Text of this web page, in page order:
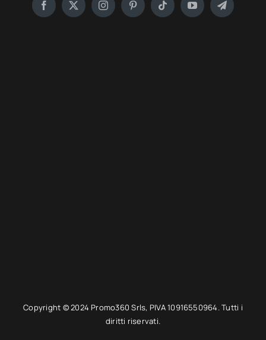
Copyright © 2024 Promo360 Srls, PIVA 10916550964. Tutti i
diritti riservati.